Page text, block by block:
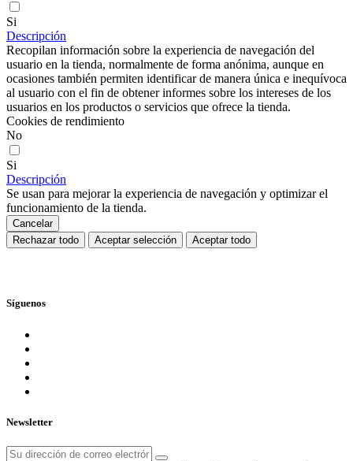
Si
Descripción
Recopilan información sobre la experiencia de navegación del
usuario en la tienda, normalmente de forma anónima, aunque en
ocasiones también permiten identificar de manera única e inequívoca
al usuario con el fin de obtener informes sobre los intereses de los
usuarios en los productos o servicios que ofrece la tienda.
Cookies de rendimiento
No
Si
Descripción
Se usan para mejorar la experiencia de navegación y optimizar el
funcionamiento de la tienda.
Cancelar
Rechazar todo
Aceptar selección Aceptar todo
Síguenos
Newsletter